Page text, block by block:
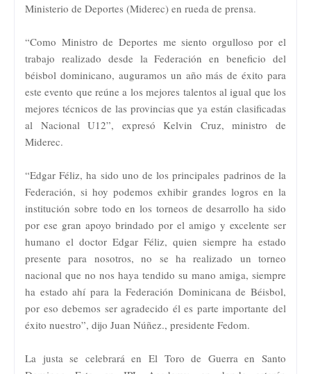
Ministerio de Deportes (Miderec) en rueda de prensa.
“Como Ministro de Deportes me siento orgulloso por el
trabajo realizado desde la Federación en beneficio del
béisbol dominicano, auguramos un año más de éxito para
este evento que reúne a los mejores talentos al igual que los
mejores técnicos de las provincias que ya están clasificadas
al Nacional U12”, expresó Kelvin Cruz, ministro de
Miderec.
“Edgar Féliz, ha sido uno de los principales padrinos de la
Federación, si hoy podemos exhibir grandes logros en la
institución sobre todo en los torneos de desarrollo ha sido
por ese gran apoyo brindado por el amigo y excelente ser
humano el doctor Edgar Féliz, quien siempre ha estado
presente para nosotros, no se ha realizado un torneo
nacional que no nos haya tendido su mano amiga, siempre
ha estado ahí para la Federación Dominicana de Béisbol,
por eso debemos ser agradecido él es parte importante del
éxito nuestro”, dijo Juan Núñez., presidente Fedom.
La justa se celebrará en El Toro de Guerra en Santo